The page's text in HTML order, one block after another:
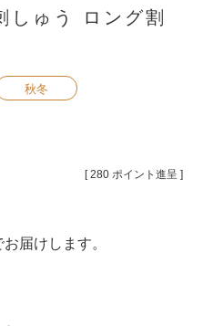
しゅう ロング割
秋冬
[ 280 ポイント進呈 ]
お届けします。